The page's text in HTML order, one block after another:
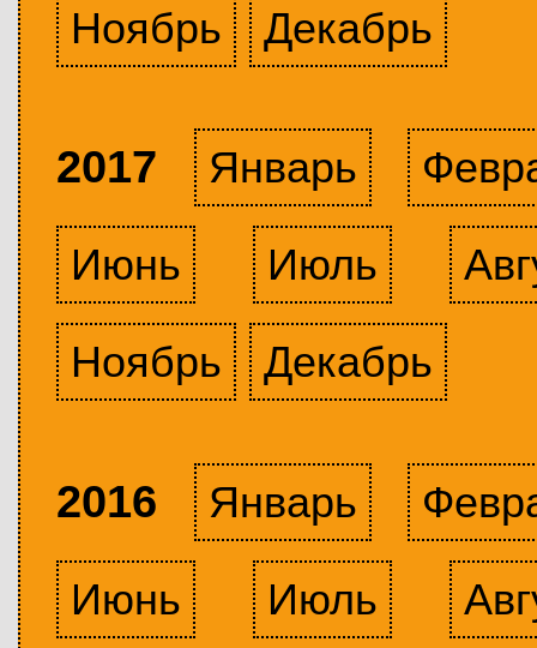
Ноябрь
Декабрь
2017 Январь
Июнь
Июль
Ноябрь
Декабрь
2016 Январь
Июнь
Июль